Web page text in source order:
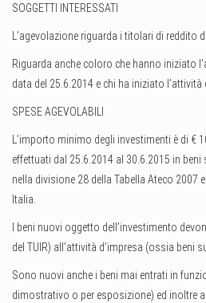
SOGGETTI INTERESSATI
L’agevolazione riguarda i titolari di reddito
Riguarda anche coloro che hanno iniziato
data del 25.6.2014 e chi ha iniziato l’attività
SPESE AGEVOLABILI
L’importo minimo degli investimenti è di €
effettuati dal 25.6.2014 al 30.6.2015 in
nella divisione 28 della Tabella Ateco 2007
Italia.
I beni nuovi oggetto dell’investimento
del TUIR) all’attività d’impresa (ossia beni
Sono nuovi anche i beni mai entrati in
dimostrativo o per esposizione) ed inoltre